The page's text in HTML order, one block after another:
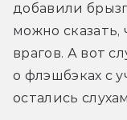
добавили
можно сказать,
врагов. А вот
о флэшбэках с
остались